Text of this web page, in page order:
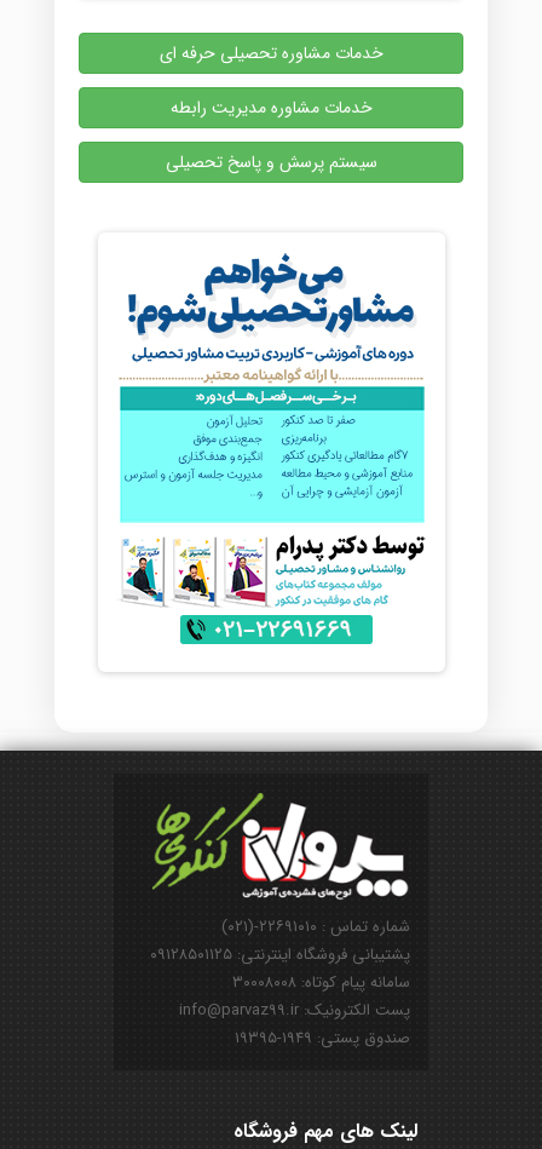
خدمات مشاوره تحصیلی حرفه ای
خدمات مشاوره مدیریت رابطه
سیستم پرسش و پاسخ تحصیلی
شماره تماس : ۲۲۶۹۱۰۱۰-(۰۲۱)
پشتیبانی فروشگاه اینترنتی: ۰۹۱۲۸۵۰۱۱۲۵
سامانه پیام کوتاه: ۳۰۰۰۸۰۰۸
پست الکترونیک: info@parvaz99.ir
صندوق پستی: ۱۹۴۹-۱۹۳۹۵
لینک های مهم فروشگاه